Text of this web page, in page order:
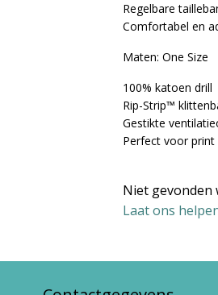
Regelbare
Comfortabel en
Maten: One Size
100% katoen drill
Rip-Strip™
Gestikte
Perfect voor print
Niet gevonden
Laat ons